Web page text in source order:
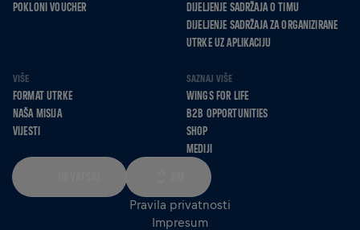
POKLONI VOUCHER
DIJELJENJE SADRŽAJA O TIMU
DIJELJENJE SADRŽAJA ZA ORGANIZIRANE
UTRKE UZ APLIKACIJU
VIŠE
FORMAT UTRKE
NAŠA MISIJA
VIJESTI
SAZNAJ VIŠE
WINGS FOR LIFE
B2B OPPORTUNITIES
SHOP
MEDIJI
Pravila privatnosti
Impresum